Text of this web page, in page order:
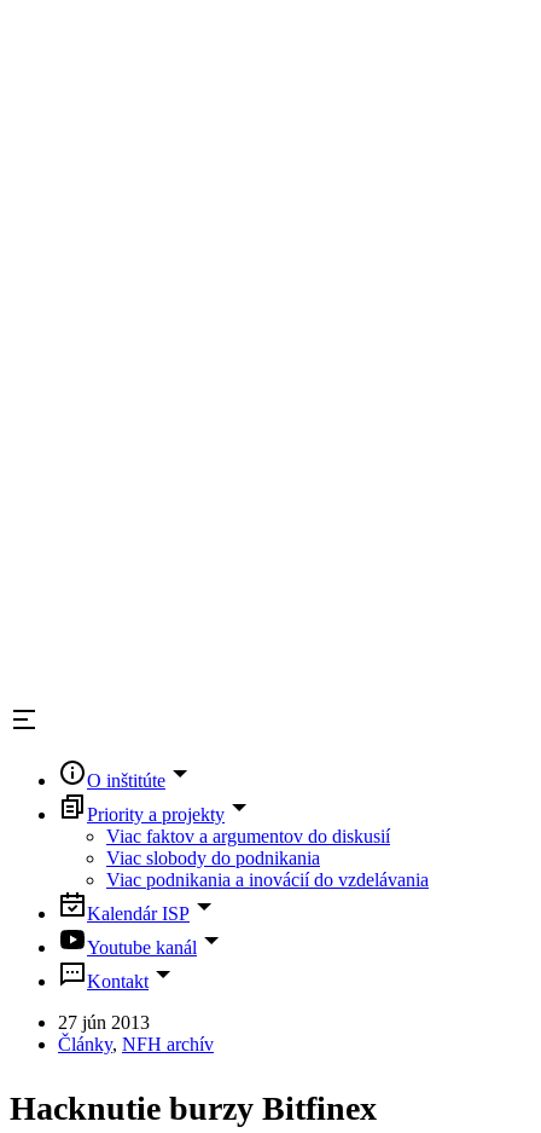
O inštitúte
Priority a projekty
Viac faktov a argumentov do diskusií
Viac slobody do podnikania
Viac podnikania a inovácií do vzdelávania
Kalendár ISP
Youtube kanál
Kontakt
27 jún 2013
Články, NFH archív
Hacknutie burzy Bitfinex